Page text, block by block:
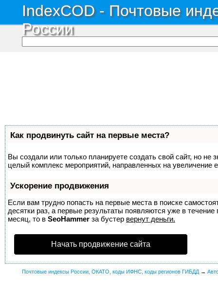
IndexCOD - Почтовые
России
Как продвинуть сайт на первые места?
Вы создали или только планируете создать свой сайт, но не
целый комплекс мероприятий, направленных на увеличение
Ускорение продвижения
Если вам трудно попасть на первые места в поиске
десятки раз, а первые результаты появляются уже в
месяц, то в SeoHammer за бустер вернут деньги.
Начать продвижение сайта
Почтовые индексы России, ОКАТО, коды ИФНС, коды регионов ГИБДД →